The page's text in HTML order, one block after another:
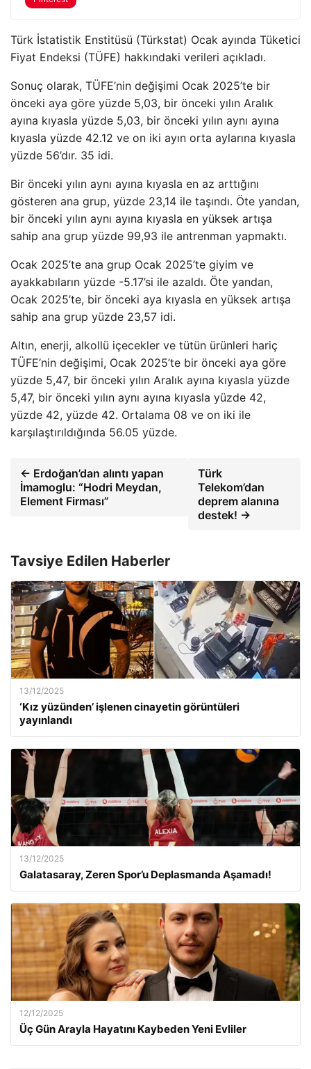
Türk İstatistik Enstitüsü (Türkstat) Ocak ayında Tüketici
Fiyat Endeksi (TÜFE) hakkındaki verileri açıkladı.
Sonuç olarak, TÜFE’nin değişimi Ocak 2025’te bir
önceki aya göre yüzde 5,03, bir önceki yılın Aralık
ayına kıyasla yüzde 5,03, bir önceki yılın aynı ayına
kıyasla yüzde 42.12 ve on iki ayın orta aylarına kıyasla
yüzde 56’dır. 35 idi.
Bir önceki yılın aynı ayına kıyasla en az arttığını
gösteren ana grup, yüzde 23,14 ile taşındı. Öte yandan,
bir önceki yılın aynı ayına kıyasla en yüksek artışa
sahip ana grup yüzde 99,93 ile antrenman yapmaktı.
Ocak 2025’te ana grup Ocak 2025’te giyim ve
ayakkabıların yüzde -5.17’si ile azaldı. Öte yandan,
Ocak 2025’te, bir önceki aya kıyasla en yüksek artışa
sahip ana grup yüzde 23,57 idi.
Altın, enerji, alkollü içecekler ve tütün ürünleri hariç
TÜFE’nin değişimi, Ocak 2025’te bir önceki aya göre
yüzde 5,47, bir önceki yılın Aralık ayına kıyasla yüzde
5,47, bir önceki yılın aynı ayına kıyasla yüzde 42,
yüzde 42, yüzde 42. Ortalama 08 ve on iki ile
karşılaştırıldığında 56.05 yüzde.
← Erdoğan’dan alıntı yapan
İmamoglu: “Hodri Meydan,
Element Firması”
Türk
Telekom’dan
deprem alanına
destek! →
Tavsiye Edilen Haberler
13/12/2025
‘Kız yüzünden’ işlenen cinayetin görüntüleri
yayınlandı
13/12/2025
Galatasaray, Zeren Spor’u Deplasmanda Aşamadı!
12/12/2025
Üç Gün Arayla Hayatını Kaybeden Yeni Evliler